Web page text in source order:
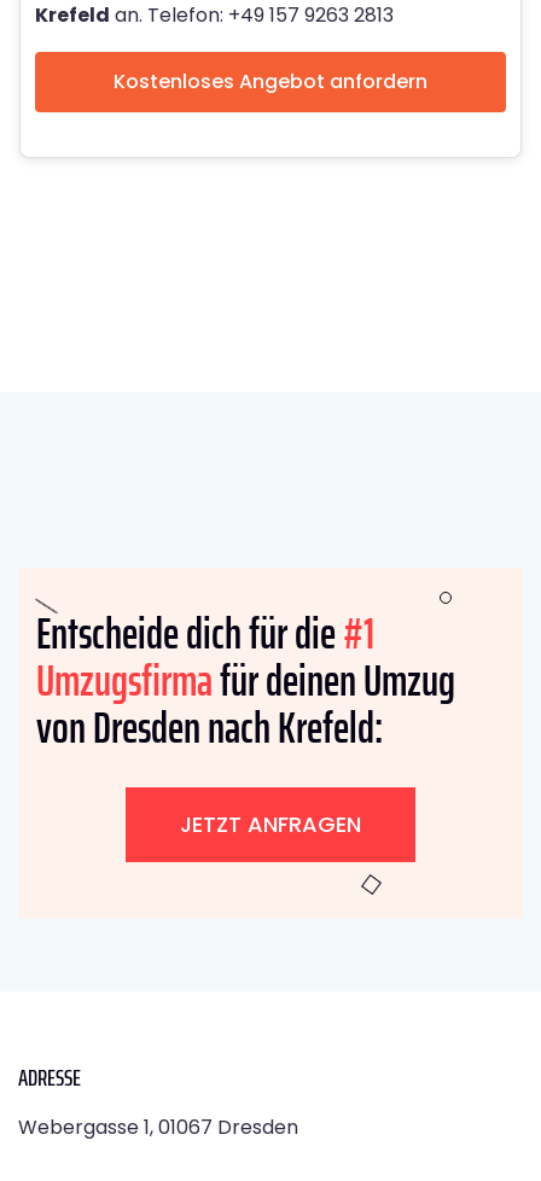
Krefeld an. Telefon: +49 157 9263 2813
Kostenloses Angebot anfordern
Entscheide dich für die#1
Umzugsfirmafür deinen Umzug
von Dresden nach Krefeld:
JETZT ANFRAGEN
ADRESSE
Webergasse 1, 01067 Dresden